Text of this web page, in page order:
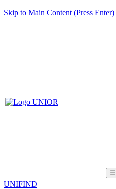
Skip to Main Content (Press Enter)
☰
UNIFIND